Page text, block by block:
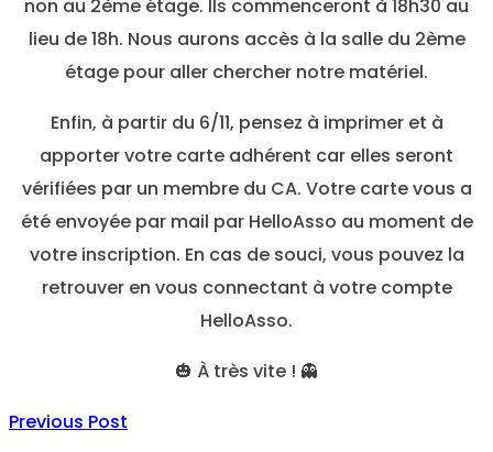
non au 2ème étage. Ils commenceront à 18h30 au
lieu de 18h. Nous aurons accès à la salle du 2ème
étage pour aller chercher notre matériel.
Enfin, à partir du 6/11, pensez à imprimer et à
apporter votre carte adhérent car elles seront
vérifiées par un membre du CA. Votre carte vous a
été envoyée par mail par HelloAsso au moment de
votre inscription. En cas de souci, vous pouvez la
retrouver en vous connectant à votre compte
HelloAsso.
🎃 À très vite ! 👻
Previous Post